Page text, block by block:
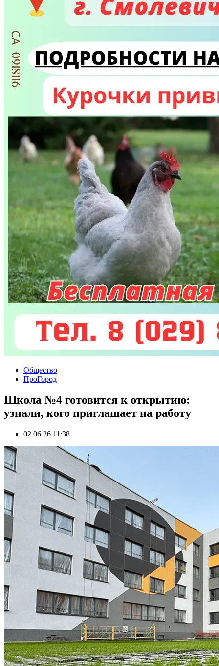
Общество
ПроГород
Школа №4 готовится к открытию:
узнали, кого приглашает на работу
02.06.26 11:38